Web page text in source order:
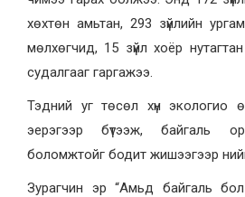
хөхтөн амьтан, 293 зүйлийн
мөлхөгчид, 15 зүйл хоёр
судалгааг гаргажээ.
Тэдний уг төсөл хүн экологио
эерэгээр бүтээж, байгаль
боломжтойг бодит жишээгээр
Зурагчин эр “Амьд байгаль